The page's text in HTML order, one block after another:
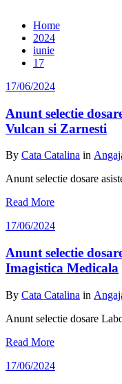
Home
2024
iunie
17
17/06/2024
Anunt selectie
Vulcan si Zarnesti
By Cata Catalina in
Anunt selectie dosare
Read More
17/06/2024
Anunt selectie
Imagistica Medicala
By Cata Catalina in
Anunt selectie dosare
Read More
17/06/2024